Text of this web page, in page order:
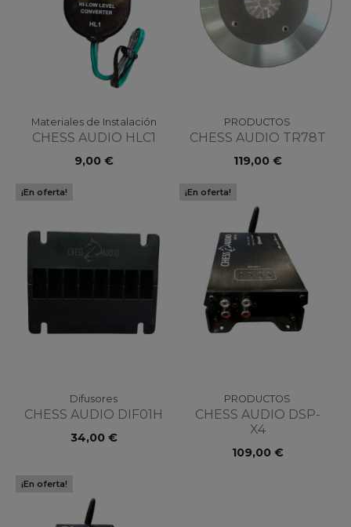
Materiales de Instalación
CHESS AUDIO HLC1
9,00 €
PRODUCTOS
CHESS AUDIO TR78T
119,00 €
¡En oferta!
Difusores
CHESS AUDIO DIF01H
34,00 €
¡En oferta!
PRODUCTOS
CHESS AUDIO DSP-
X4
109,00 €
¡En oferta!